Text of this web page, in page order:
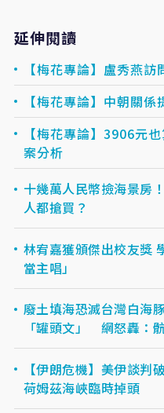
延伸閱讀
【梅花專論】盧秀燕
【梅花專論】中朝關
【梅花專論】3906元
案分析
十幾萬人民幣撿海景房
人都搶買？
林宥嘉獲頒傑出校友獎
當主唱」
廢土填海恐滅台灣白海
「罐頭文」 網怒轟：
【伊朗危機】美伊談
荷姆茲海峽臨時掉頭